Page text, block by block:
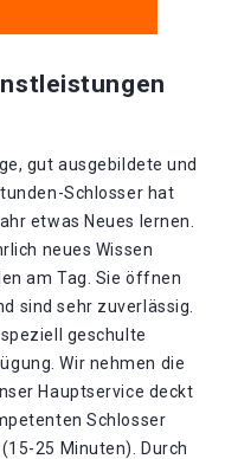
gut ausgebildete und
Schlosser hat
etwas Neues lernen.
neues Wissen
am Tag. Sie öffnen
sind sehr zuverlässig.
geschulte
Wir nehmen die
Hauptservice deckt
Schlosser
25 Minuten). Durch